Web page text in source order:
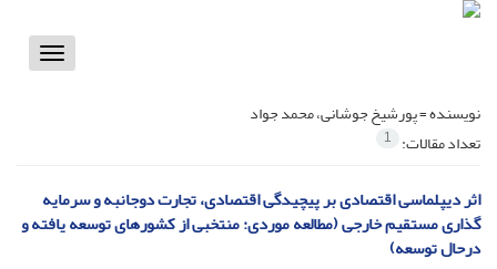
Toggle
نویسنده =پورشیخ جوشانی، محمد جواد
تعداد مقالات: 1
اثر دیپلماسی اقتصادی بر پیچیدگی اقتصادی، تجارت دوجانبه و سرمایه
گذاری مستقیم خارجی (مطالعه موردی: منتخبی از کشورهای توسعه یافته و
درحال توسعه)